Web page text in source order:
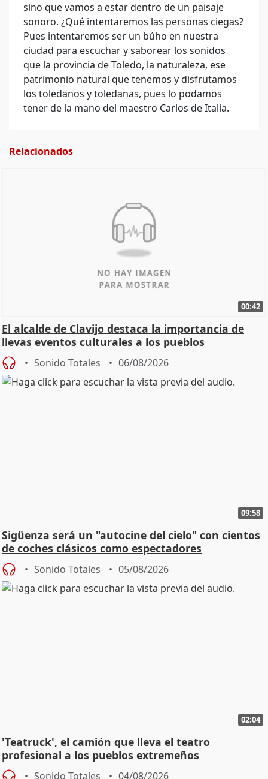
sino que vamos a estar dentro de un paisaje
sonoro. ¿Qué intentaremos las personas ciegas?
Pues intentaremos ser un búho en nuestra
ciudad para escuchar y saborear los sonidos
que la provincia de Toledo, la naturaleza, ese
patrimonio natural que tenemos y disfrutamos
los toledanos y toledanas, pues lo podamos
tener de la mano del maestro Carlos de Italia.
Relacionados
00:42
El alcalde de Clavijo destaca la importancia de
llevas eventos culturales a los pueblos
Sonido Totales 06/08/2026
09:58
Sigüenza será un "autocine del cielo" con cientos
de coches clásicos como espectadores
Sonido Totales 05/08/2026
02:04
'Teatruck', el camión que lleva el teatro
profesional a los pueblos extremeños
Sonido Totales 04/08/2026